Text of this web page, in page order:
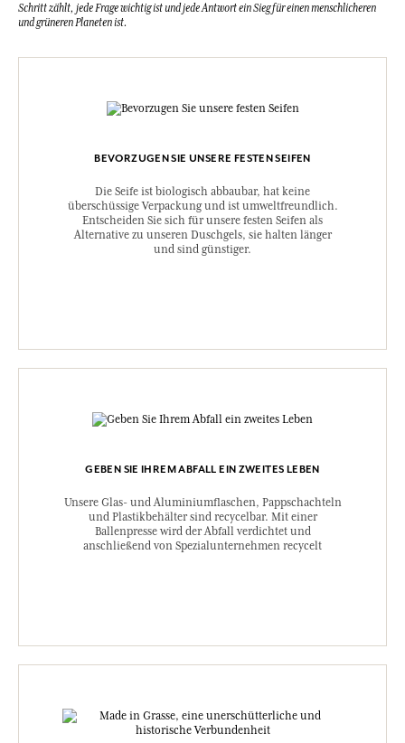
Schritt zählt, jede Frage wichtig ist und jede Antwort ein Sieg für einen menschlicheren
und grüneren Planeten ist.
BEVORZUGEN SIE UNSERE FESTEN SEIFEN
Die Seife ist biologisch abbaubar, hat keine
überschüssige Verpackung und ist umweltfreundlich.
Entscheiden Sie sich für unsere festen Seifen als
Alternative zu unseren Duschgels, sie halten länger
und sind günstiger.
GEBEN SIE IHREM ABFALL EIN ZWEITES LEBEN
Unsere Glas- und Aluminiumflaschen, Pappschachteln
und Plastikbehälter sind recycelbar. Mit einer
Ballenpresse wird der Abfall verdichtet und
anschließend von Spezialunternehmen recycelt